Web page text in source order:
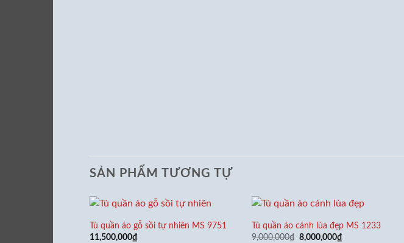
SẢN PHẨM TƯƠNG TỰ
Tủ quần áo gỗ sồi tự nhiên MS 9751
11,500,000₫
Tủ quần áo cánh lùa đẹp MS 1233
9,000,000₫ Giá
8,000,000₫